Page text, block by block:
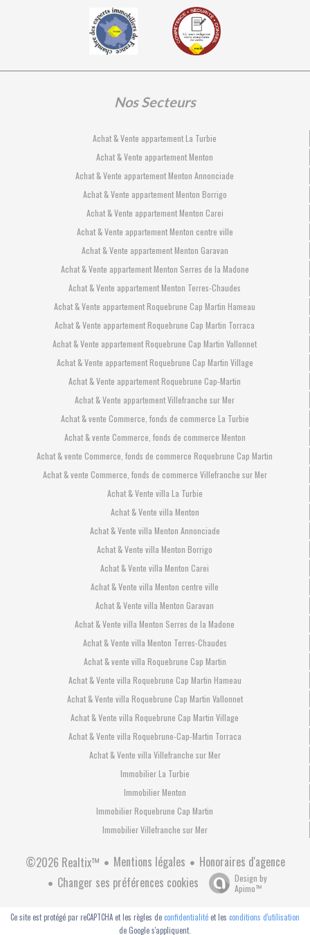
Nos Secteurs
Achat & Vente appartement La Turbie
Achat & Vente appartement Menton
Achat & Vente appartement Menton Annonciade
Achat & Vente appartement Menton Borrigo
Achat & Vente appartement Menton Carei
Achat & Vente appartement Menton centre ville
Achat & Vente appartement Menton Garavan
Achat & Vente appartement Menton Serres de la Madone
Achat & Vente appartement Menton Terres-Chaudes
Achat & Vente appartement Roquebrune Cap Martin Hameau
Achat & Vente appartement Roquebrune Cap Martin Torraca
Achat & Vente appartement Roquebrune Cap Martin Vallonnet
Achat & Vente appartement Roquebrune Cap Martin Village
Achat & Vente appartement Roquebrune Cap-Martin
Achat & Vente appartement Villefranche sur Mer
Achat & vente Commerce, fonds de commerce La Turbie
Achat & vente Commerce, fonds de commerce Menton
Achat & vente Commerce, fonds de commerce Roquebrune Cap Martin
Achat & vente Commerce, fonds de commerce Villefranche sur Mer
Achat & Vente villa La Turbie
Achat & Vente villa Menton
Achat & Vente villa Menton Annonciade
Achat & Vente villa Menton Borrigo
Achat & Vente villa Menton Carei
Achat & Vente villa Menton centre ville
Achat & Vente villa Menton Garavan
Achat & Vente villa Menton Serres de la Madone
Achat & Vente villa Menton Terres-Chaudes
Achat & vente villa Roquebrune Cap Martin
Achat & Vente villa Roquebrune Cap Martin Hameau
Achat & Vente villa Roquebrune Cap Martin Vallonnet
Achat & Vente villa Roquebrune Cap Martin Village
Achat & Vente villa Roquebrune-Cap-Martin Torraca
Achat & Vente villa Villefranche sur Mer
Immobilier La Turbie
Immobilier Menton
Immobilier Roquebrune Cap Martin
Immobilier Villefranche sur Mer
©2026 Realtix™ Mentions légales
Honoraires d'agence
Changer ses préférences cookies
Design by
Apimo™
Ce site est protégé par reCAPTCHA et les règles deconfidentialitéet les conditions d'utilisation
de Google s'appliquent.